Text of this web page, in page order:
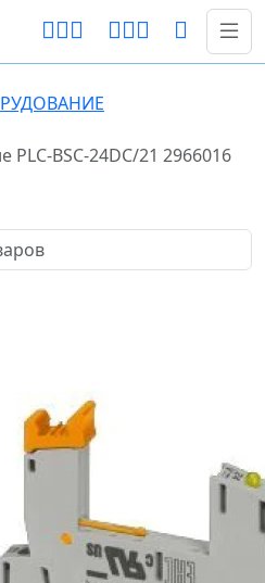
PLC-BSC-24DC/21 2966016
или артикулу